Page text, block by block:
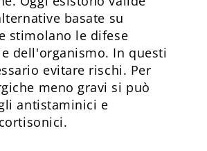
basate su
stimolano le difese
dell'organismo. In questi
evitare rischi. Per
meno gravi si può
antistaminici e